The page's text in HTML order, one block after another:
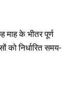
माह के भीतर पूर्ण
को निर्धारित समय-